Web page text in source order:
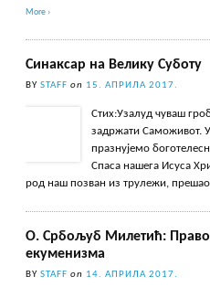
More ›
Синаксар на Велику Суботу
BYSTAFF on 15. АПРИЛА 2017.
Стих:Узалуд чуваш
задржати Саможивот.
празнујемо
Спаса нашега Исуса
род наш позван из трулежи,
О. Србољуб Милетић:
екуменизма
BYSTAFF on 14. АПРИЛА 2017.